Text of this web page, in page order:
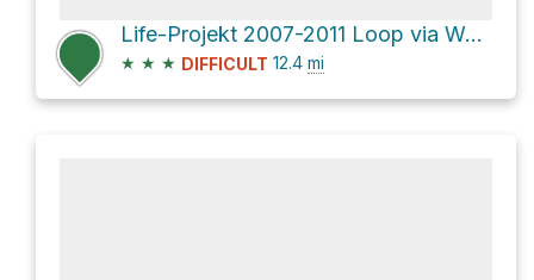
Life-Projekt 2007-2011 Loop via Waldweg
★ ★ ★ DIFFICULT 12.4 mi